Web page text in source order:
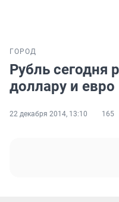
ГОРОД
Рубль сегодня
доллару и евро
22 декабря 2014, 13:10 165